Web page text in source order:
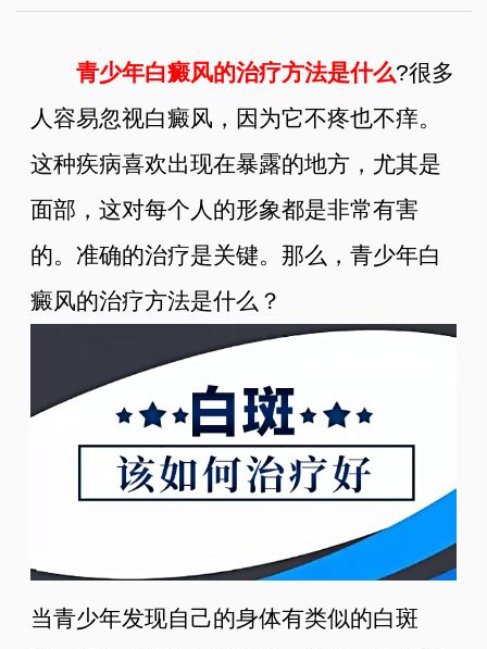
青少年白癜风的治疗方法是什么?很多
人容易忽视白癜风，因为它不疼也不痒。
这种疾病喜欢出现在暴露的地方，尤其是
面部，这对每个人的形象都是非常有害
的。准确的治疗是关键。那么，青少年白
癜风的治疗方法是什么？
当青少年发现自己的身体有类似的白斑